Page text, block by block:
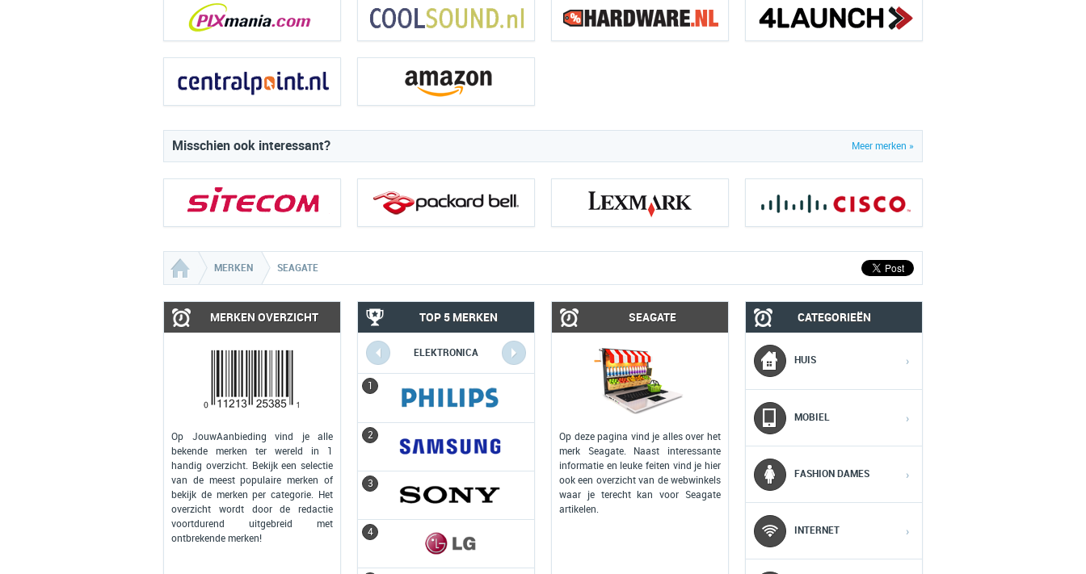
Meer merken »
Misschien ook interessant?
MERKEN SEAGATE
MERKEN OVERZICHT
Op JouwAanbieding vind je alle
bekende merken ter wereld in 1
handig overzicht. Bekijk een selectie
van de meest populaire merken of
bekijk de merken per categorie. Het
overzicht wordt door de redactie
voortdurend uitgebreid met
ontbrekende merken!
TOP 5 MERKEN
ELEKTRONICA
1
2
3
4
COMPUTERS MOBIEL
2
3
SEAGATE
Op deze pagina vind je alles over het
merk Seagate. Naast interessante
informatie en leuke feiten vind je hier
ook een overzicht van de webwinkels
waar je terecht kan voor Seagate
artikelen.
CATEGORIEËN
HUIS ›
MOBIEL ›
FASHION DAMES ›
INTERNET ›